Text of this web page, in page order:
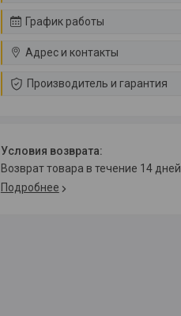
График работы
Адрес и контакты
Производитель и гарантия
возврат товара в течение 14 дней
Подробнее